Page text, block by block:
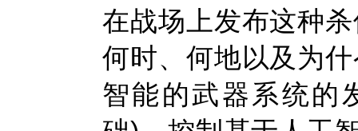
在战场上发布这种
何时、何地以及为
智能的武器系统的